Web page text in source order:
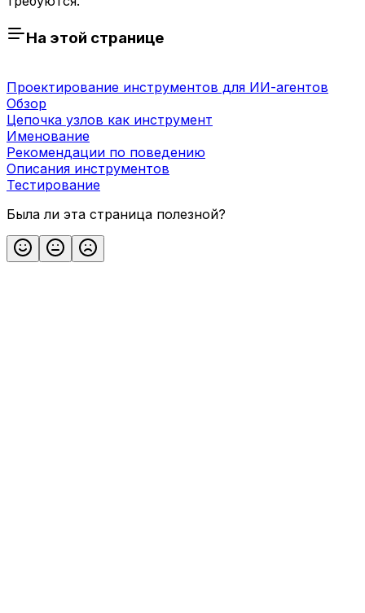
На этой странице
Проектирование инструментов для ИИ-агентов
Обзор
Цепочка узлов как инструмент
Именование
Рекомендации по поведению
Описания инструментов
Тестирование
Была ли эта страница полезной?